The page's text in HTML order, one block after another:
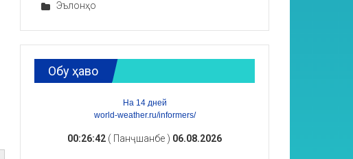
Эълонҳо
Обу ҳаво
На 14 дней
world-weather.ru/informers/
00:26:43 ( Панҷшанбе ) 06.08.2026